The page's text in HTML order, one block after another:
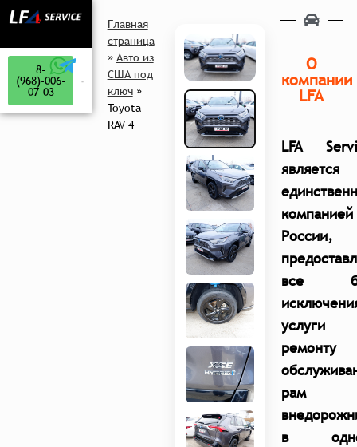
8-
(968)-006-
07-03
Главная
страница
» Авто из
США под
ключ»
Toyota
RAV 4
О
компании
LFA
LFA
является
России,
все
услуги
рам
в